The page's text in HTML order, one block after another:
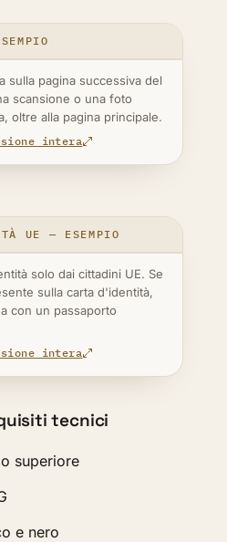
sulla pagina successiva del
scansione o una foto
oltre alla pagina principale.
intera
UE — ESEMPIO
solo dai cittadini UE. Se
sulla carta d'identità,
con un passaporto
intera
tecnici
superiore
e nero